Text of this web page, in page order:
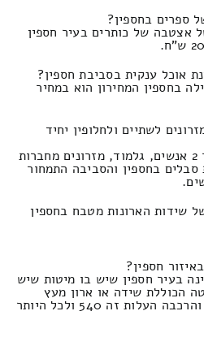
ספרים בחספין?
אצטבה של כותרים בעיר חספין
אוכל ענקית בסביבת חספין?
בחספין המחירון הוא במחיר
לשתיים ולחלופין יחיד
מחירה של הובלת מזרון עבור 2 אנשים, גלמוד, מזרונים מחברות
סבלים בחספין והסביבה התמחור
שידות הארונות מטבח בחספין
חספין?
בעיר חספין שיש בו מיטות שיש
הכוללת שידה או ארון מעץ
בתוספת שידה יחד עם פירוק והרכבה העלות זה 540 ולכל היותר